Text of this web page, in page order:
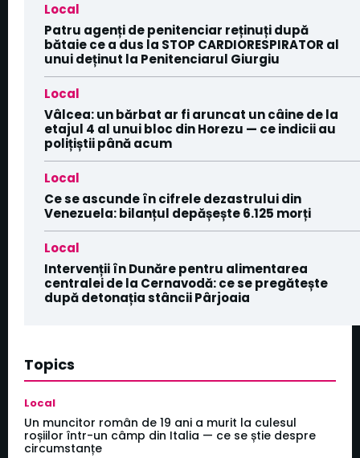
Local
Patru agenți de penitenciar reținuți după
bătaie ce a dus la STOP CARDIORESPIRATOR al
unui deținut la Penitenciarul Giurgiu
Local
Vâlcea: un bărbat ar fi aruncat un câine de la
etajul 4 al unui bloc din Horezu — ce indicii au
polițiștii până acum
Local
Ce se ascunde în cifrele dezastrului din
Venezuela: bilanțul depășește 6.125 morți
Local
Intervenții în Dunăre pentru alimentarea
centralei de la Cernavodă: ce se pregătește
după detonația stâncii Pârjoaia
Topics
Local
Un muncitor român de 19 ani a murit la culesul
roșiilor într-un câmp din Italia — ce se știe despre
circumstanțe